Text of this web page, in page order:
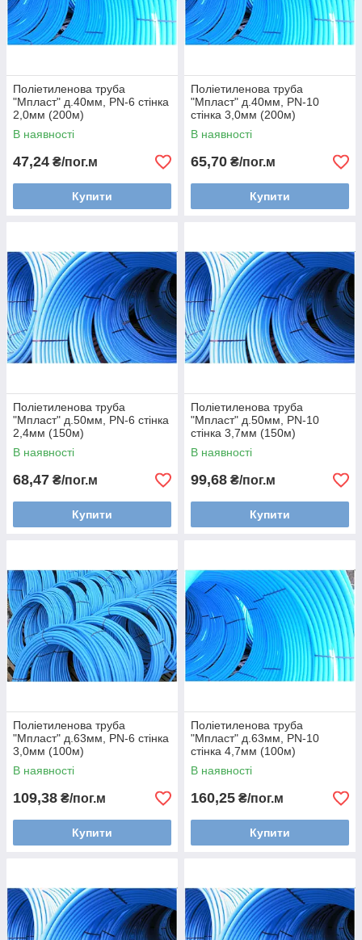
Поліетиленова труба
"Мпласт" д.40мм, PN-6 стінка
2,0мм (200м)
В наявності
47,24 ₴/пог.м
Купити
Поліетиленова труба
"Мпласт" д.40мм, PN-10
стінка 3,0мм (200м)
В наявності
65,70 ₴/пог.м
Купити
Поліетиленова труба
"Мпласт" д.50мм, PN-6 стінка
2,4мм (150м)
В наявності
68,47 ₴/пог.м
Купити
Поліетиленова труба
"Мпласт" д.50мм, PN-10
стінка 3,7мм (150м)
В наявності
99,68 ₴/пог.м
Купити
Поліетиленова труба
"Мпласт" д.63мм, PN-6 стінка
3,0мм (100м)
В наявності
109,38 ₴/пог.м
Купити
Поліетиленова труба
"Мпласт" д.63мм, PN-10
стінка 4,7мм (100м)
В наявності
160,25 ₴/пог.м
Купити